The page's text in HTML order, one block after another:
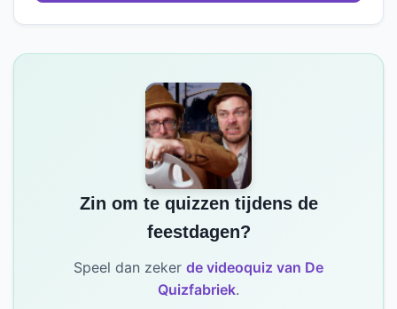
Zin om te quizzen tijdens de
feestdagen?
Speel dan zeker de videoquiz van De
Quizfabriek.